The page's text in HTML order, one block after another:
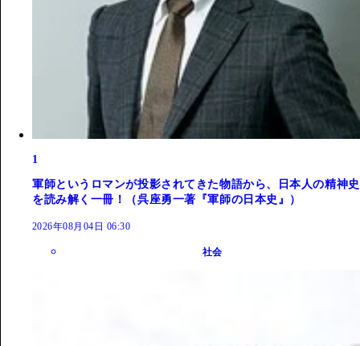
1
軍師というロマンが投影されてきた物語から、日本人の精神史
を読み解く一冊！（呉座勇一著『軍師の日本史』）
2026年08月04日 06:30
社会